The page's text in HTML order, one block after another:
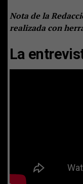
Nota de la
realizada con
La